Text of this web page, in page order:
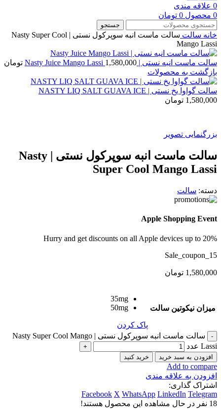
0 علاقه مندی
0 محصول 0 تومان
جستجو
خانه سالت
سالت ماست انبه سوپرکول نستی | Nasty Super Cool
Mango Lassi
سالت ماست انبه نستی | Nasty Juice Mango Lassi 1,580,000
تومان
بازگشت به محصولات
سالت گواوا یخ نستی | NASTY LIQ SALT GUAVA ICE
1,580,000 تومان
بزرگنمایی تصویر
سالت ماست انبه سوپرکول نستی | Nasty
Super Cool Mango Lassi
دسته: سالت
Apple Shopping Event
Hurry and get discounts on all Apple devices up to 20%
Sale_coupon_15
1,580,000 تومان
میزان نیکوتین سالت
35mg
50mg
پاک کردن
سالت ماست انبه سوپرکول نستی | Nasty Super Cool Mango
Lassi عدد
افزودن به سبد خرید خرید کنید
Add to compare
افزودن به علاقه مندی
اشتراک گذاری:
Facebook X WhatsApp LinkedIn Telegram
18 نفر در حال مشاهده این محصول هستند!